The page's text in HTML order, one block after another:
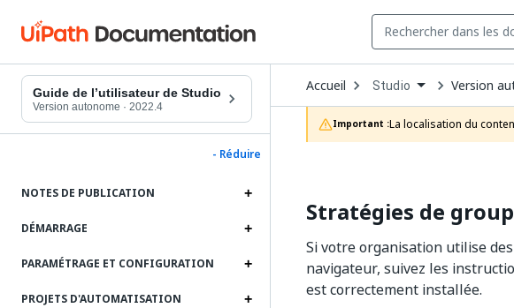
Guide de l’utilisateur de Studio
Version autonome · 2022.4
- Réduire
NOTES DE PUBLICATION
DÉMARRAGE
PARAMÉTRAGE ET CONFIGURATION
PROJETS D'AUTOMATISATION
Accueil Open
Dropdown
to
choose
product
Studio Version
Important :La localisation du
Stratégies de
Si votre organisation utilise
navigateur, suivez les
est correctement installée.